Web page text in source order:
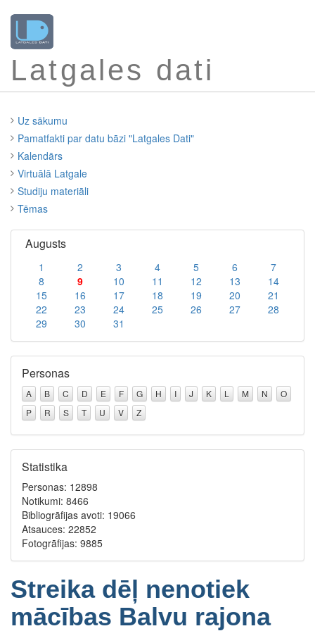
Latgales dati
Uz sākumu
Pamatfakti par datu bāzi "Latgales Dati"
Kalendārs
Virtuālā Latgale
Studiju materiāli
Tēmas
Augusts
1 2 3 4 5 6
7
8
9 10 11 12 13
14
15
16 17 18 19 20
21
22
23 24 25 26 27
28
29
30 31
Personas
A B C D E F G H I J K L M N
O
P
R S T U V Z
Statistika
Personas: 12898
Notikumi: 8466
Bibliogrāfijas avoti: 19066
Atsauces: 22852
Fotogrāfijas: 9885
Streika dēļ nenotiek
mācības Balvu rajona